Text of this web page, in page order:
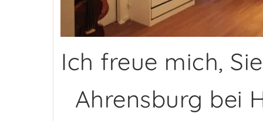
Ich freue mich,
Ahrensburg bei